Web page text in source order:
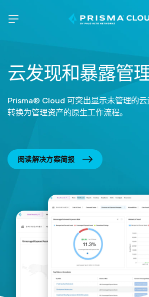
云发现和暴露管
Prisma® Cloud 可突出显示未管理的云
转换为管理资产的原生工作流程。
阅读解决方案简报